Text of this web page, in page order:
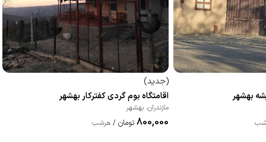
بهشهر
(جدید)
اقامتگاه بوم گردی کفترکار بهشهر
مازندران، بهشهر
800,000 تومان / هرشب